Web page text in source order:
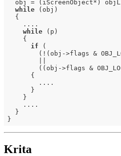
obj = (iScreenObject*)
while (obj)
  {
    ....
while (p)
    {
if (
(!(obj->flags &
((obj->flags &
      {
        ....
      }
    }
    ....
  }
Krita